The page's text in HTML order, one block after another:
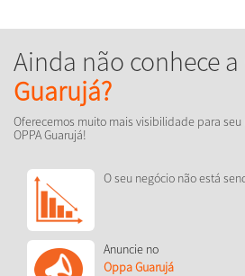
Ainda não conhece a
Guarujá?
Oferecemos muito mais visibilidade para seu
OPPA Guarujá!
O seu negócio não está
Anuncie no
Oppa Guarujá